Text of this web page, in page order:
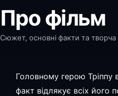
Про фільм
Сюжет, основні факти та
Головному герою Тріппу
факт відлякує всіх